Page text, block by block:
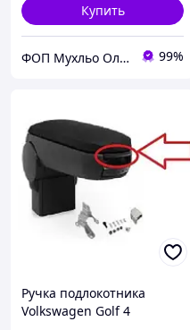
Купить
ФОП Мухльо Олег Олександрович 99%
Ручка подлокотника
Volkswagen Golf 4